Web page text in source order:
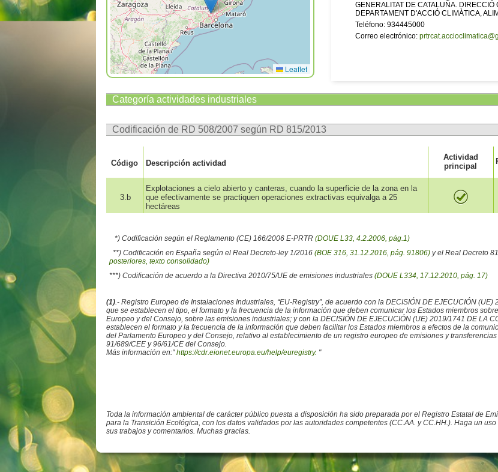
Leaflet
GENERALITAT DE CATALUÑA.
DEPARTAMENT D'ACCIÓ CLIMÀTICA,
Teléfono: 934445000
Correo electrónico:
Categoría actividades industriales
Codificación de RD 508/2007 según RD 815/2013
Código Descripción actividad
Actividad
principal
3.b
Explotaciones a cielo abierto y canteras, cuando la superficie de la zona en la
que efectivamente se practiquen operaciones extractivas equivalga a 25
hectáreas
*) Codificación según el Reglamento (CE) 166/2006 E-PRTR (DOUE L33, 4.2.2006, pág.1)
**) Codificación en España según el Real Decreto-ley 1/2016 (BOE 316, 31.12.2016, pág. 91806)y el Real Decreto
posteriores, texto consolidado)
***) Codificación de acuerdo a la Directiva 2010/75/UE de emisiones industriales (DOUE L334, 17.12.2010, pág. 17)
(1).- Registro Europeo de Instalaciones Industriales, “EU-Registry”, de acuerdo con la DECISIÓN DE EJECUCIÓN
que se establecen el tipo, el formato y la frecuencia de la información que deben comunicar los Estados miembros
Europeo y del Consejo, sobre las emisiones industriales; y con la DECISIÓN DE EJECUCIÓN (UE) 2019/1741 DE LA
establecen el formato y la frecuencia de la información que deben facilitar los Estados miembros a efectos de la
del Parlamento Europeo y del Consejo, relativo al establecimiento de un registro europeo de emisiones y
91/689/CEE y 96/61/CE del Consejo.
Más información en:"https://cdr.eionet.europa.eu/help/euregistry. "
Toda la información ambiental de carácter público puesta a disposición ha sido preparada por el Registro Estatal de
para la Transición Ecológica, con los datos validados por las autoridades competentes (CC.AA. y CC.HH.). Haga un
sus trabajos y comentarios. Muchas gracias.